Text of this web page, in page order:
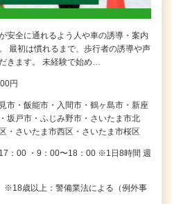
安全に通れるよう人や車の誘導・案内
最初は慣れるまで、歩行者の誘導や声
きます。 未経験で始め…
円
市・飯能市・入間市・鶴ヶ島市・新座
坂戸市・ふじみ野市・さいたま市北
・さいたま市西区・さいたま市桜区
：00 ・9：00〜18：00 ※1日8時間 週
※18歳以上：警備業法による（例外事